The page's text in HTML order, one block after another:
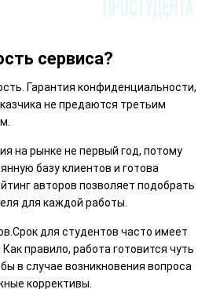
сервиса?
Гарантия конфиденциальности,
не предаются третьим
на рынке не первый год, потому
базу клиентов и готова
авторов позволяет подобрать
для каждой работы.
для студентов часто имеет
правило, работа готовится чуть
в случае возникновения вопроса
коррективы.